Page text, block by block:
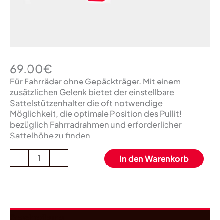
69.00€
Für Fahrräder ohne Gepäckträger. Mit einem
zusätzlichen Gelenk bietet der einstellbare
Sattelstützenhalter die oft notwendige
Möglichkeit, die optimale Position des Pullit!
bezüglich Fahrradrahmen und erforderlicher
Sattelhöhe zu finden.​
In den Warenkorb